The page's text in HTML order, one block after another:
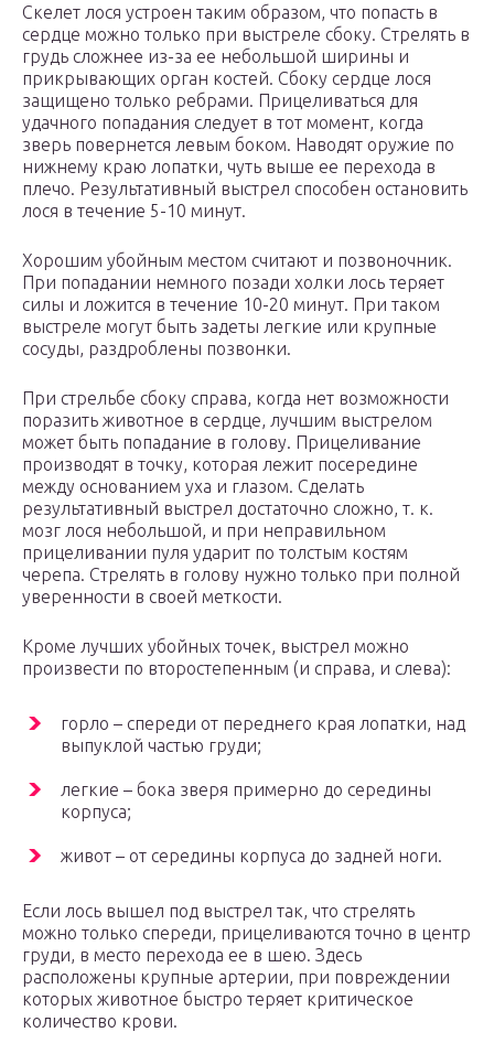
Скелет лося устроен таким образом, что попасть в
сердце можно только при выстреле сбоку. Стрелять в
грудь сложнее из-за ее небольшой ширины и
прикрывающих орган костей. Сбоку сердце лося
защищено только ребрами. Прицеливаться для
удачного попадания следует в тот момент, когда
зверь повернется левым боком. Наводят оружие по
нижнему краю лопатки, чуть выше ее перехода в
плечо. Результативный выстрел способен остановить
лося в течение 5-10 минут.
Хорошим убойным местом считают и позвоночник.
При попадании немного позади холки лось теряет
силы и ложится в течение 10-20 минут. При таком
выстреле могут быть задеты легкие или крупные
сосуды, раздроблены позвонки.
При стрельбе сбоку справа, когда нет возможности
поразить животное в сердце, лучшим выстрелом
может быть попадание в голову. Прицеливание
производят в точку, которая лежит посередине
между основанием уха и глазом. Сделать
результативный выстрел достаточно сложно, т. к.
мозг лося небольшой, и при неправильном
прицеливании пуля ударит по толстым костям
черепа. Стрелять в голову нужно только при полной
уверенности в своей меткости.
Кроме лучших убойных точек, выстрел можно
произвести по второстепенным (и справа, и слева):
горло – спереди от переднего края лопатки, над
выпуклой частью груди;
легкие – бока зверя примерно до середины
корпуса;
живот – от середины корпуса до задней ноги.
Если лось вышел под выстрел так, что стрелять
можно только спереди, прицеливаются точно в центр
груди, в место перехода ее в шею. Здесь
расположены крупные артерии, при повреждении
которых животное быстро теряет критическое
количество крови.